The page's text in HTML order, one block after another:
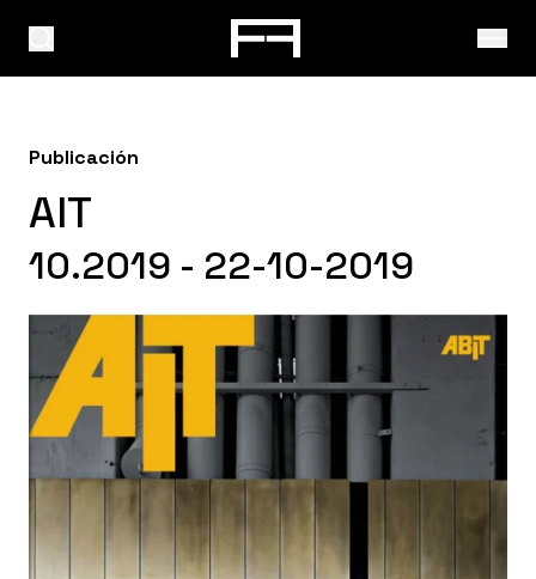
Publicación
AIT
10.2019 - 22-10-2019